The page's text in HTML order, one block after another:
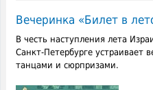
Вечеринка «Билет в
В честь наступления лета
Санкт-Петербурге устраивает
танцами и сюрпризами.